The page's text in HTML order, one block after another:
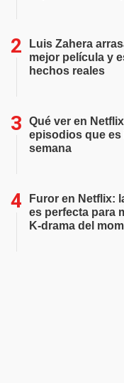
Luis Zahera
mejor película y
hechos reales
Qué ver en
episodios que es
semana
Furor en Netflix:
es perfecta para
K-drama del